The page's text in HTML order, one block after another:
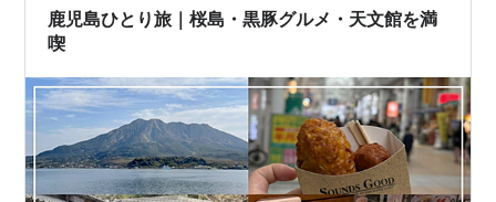
3000mって、桜島にとって大…
鹿児島ひとり旅｜桜島・黒豚グルメ・天文館を満
喫